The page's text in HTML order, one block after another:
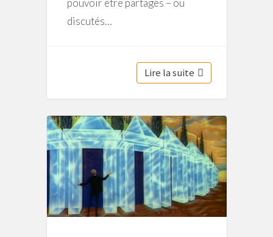
pouvoir être partagés – ou
discutés…
Lire la suite